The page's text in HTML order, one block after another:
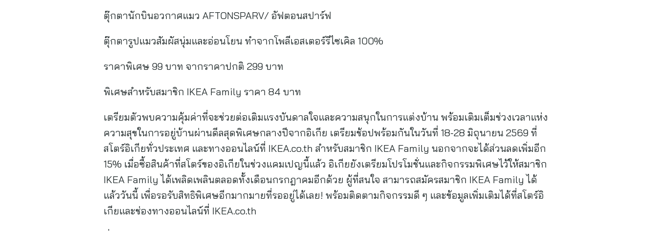
ตุ๊กตานักบินอวกาศแมว AFTONSPARV/ อัฟตอนสปาร์ฟ
ตุ๊กตารูปแมวสัมผัสนุ่มและอ่อนโยน ทำจากโพลีเอสเตอร์รีไซเคิล 100%
ราคาพิเศษ 99 บาท จากราคาปกติ 299 บาท
พิเศษสำหรับสมาชิก IKEA Family ราคา 84 บาท
เตรียมตัวพบความคุ้มค่าที่จะช่วยต่อเติมแรงบันดาลใจและความสนุกในการแต่งบ้าน พร้อมเติมเต็มช่วงเวลาแห่ง
ความสุขในการอยู่บ้านผ่านดีลสุดพิเศษกลางปีจากอิเกีย เตรียมช้อปพร้อมกันในวันที่ 18-28 มิถุนายน 2569 ที่
สโตร์อิเกียทั่วประเทศ และทางออนไลน์ที่ IKEA.co.th สำหรับสมาชิก IKEA Family นอกจากจะได้ส่วนลดเพิ่มอีก
15% เมื่อซื้อสินค้าที่สโตร์ของอิเกียในช่วงแคมเปญนี้แล้ว อิเกียยังเตรียมโปรโมชั่นและกิจกรรมพิเศษไว้ให้สมาชิก
IKEA Family ได้เพลิดเพลินตลอดทั้งเดือนกรกฎาคมอีกด้วย ผู้ที่สนใจ สามารถสมัครสมาชิก IKEA Family ได้
แล้ววันนี้ เพื่อรอรับสิทธิพิเศษอีกมากมายที่รออยู่ได้เลย! พร้อมติดตามกิจกรรมดี ๆ และข้อมูลเพิ่มเติมได้ที่สโตร์อิ
เกียและช่องทางออนไลน์ที่ IKEA.co.th